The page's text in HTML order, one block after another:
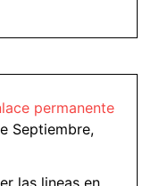
permanente
Septiembre,